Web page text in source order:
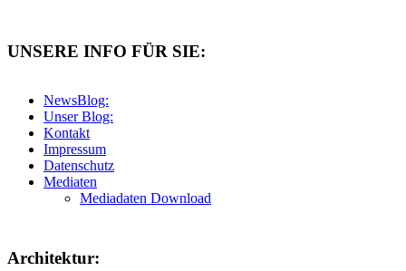
UNSERE INFO FÜR SIE:
NewsBlog:
Unser Blog:
Kontakt
Impressum
Datenschutz
Mediaten
Mediadaten Download
Architektur: